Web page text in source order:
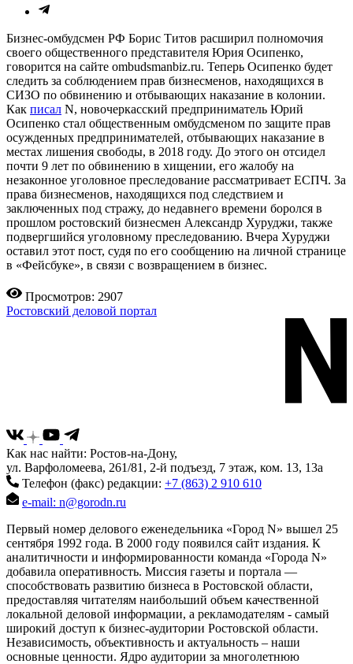
Бизнес-омбудсмен РФ Борис Титов расширил полномочия
своего общественного представителя Юрия Осипенко,
говорится на сайте ombudsmanbiz.ru. Теперь Осипенко будет
следить за соблюдением прав бизнесменов, находящихся в
СИЗО по обвинению и отбывающих наказание в колонии.
Как писал N, новочеркасский предприниматель Юрий
Осипенко стал общественным омбудсменом по защите прав
осужденных предпринимателей, отбывающих наказание в
местах лишения свободы, в 2018 году. До этого он отсидел
почти 9 лет по обвинению в хищении, его жалобу на
незаконное уголовное преследование рассматривает ЕСПЧ. За
права бизнесменов, находящихся под следствием и
заключенных под стражу, до недавнего времени боролся в
прошлом ростовский бизнесмен Александр Хуруджи, также
подвергшийся уголовному преследованию. Вчера Хуруджи
оставил этот пост, судя по его сообщению на личной странице
в «Фейсбуке», в связи с возвращением в бизнес.
Просмотров: 2907
Ростовский деловой портал
Как нас найти: Ростов-на-Дону,
ул. Варфоломеева, 261/81, 2-й подъезд, 7 этаж, ком. 13, 13а
Телефон (факс) редакции: +7 (863) 2 910 610
e-mail: n@gorodn.ru
Первый номер делового еженедельника «Город N» вышел 25
сентября 1992 года. В 2000 году появился сайт издания. К
аналитичности и информированности команда «Города N»
добавила оперативность. Миссия газеты и портала —
способствовать развитию бизнеса в Ростовской области,
предоставляя читателям наибольший объем качественной
локальной деловой информации, а рекламодателям - самый
широкий доступ к бизнес-аудитории Ростовской области.
Независимость, объективность и актуальность – наши
основные ценности. Ядро аудитории за многолетнюю